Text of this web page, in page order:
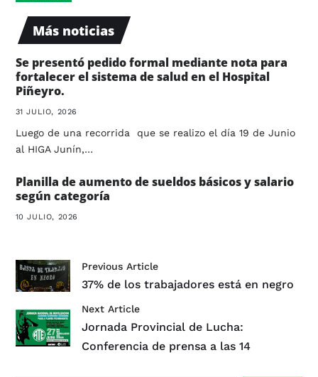
Más noticias
Se presentó pedido formal mediante nota para
fortalecer el sistema de salud en el Hospital
Piñeyro.
31 JULIO, 2026
Luego de una recorrida que se realizo el día 19 de Junio
al HIGA Junín,…
Planilla de aumento de sueldos básicos y salario
según categoría
10 JULIO, 2026
Previous Article
37% de los trabajadores está en negro
Next Article
Jornada Provincial de Lucha:
Conferencia de prensa a las 14